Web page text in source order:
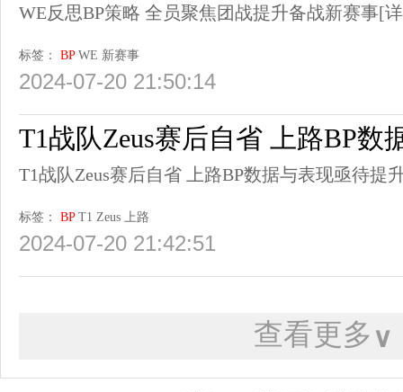
WE反思BP策略 全员聚焦团战提升备战新赛事[
标签： BP WE 新赛事
2024-07-20 21:50:14
T1战队Zeus赛后自省 上路BP数
T1战队Zeus赛后自省 上路BP数据与表现亟待提
标签： BP T1 Zeus 上路
2024-07-20 21:42:51
查看更多 ∨